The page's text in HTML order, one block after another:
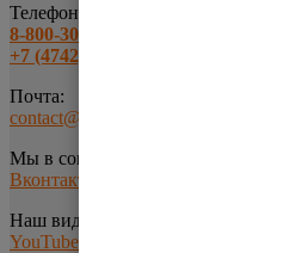
Телефоны:
8-800-301-63-10
+7 (4742) 43-17-43
Почта:
contact@uliss-sklad.ru
Мы в соц.сетях:
Вконтакте
Наш видео-канал:
YouTube